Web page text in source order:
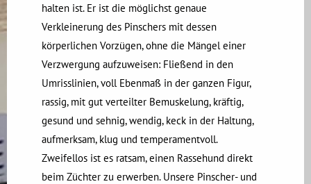
halten ist. Er ist die möglichst genaue
Verkleinerung des Pinschers mit dessen
körperlichen Vorzügen, ohne die Mängel einer
Verzwergung aufzuweisen: Fließend in den
Umrisslinien, voll Ebenmaß in der ganzen Figur,
rassig, mit gut verteilter Bemuskelung, kräftig,
gesund und sehnig, wendig, keck in der Haltung,
aufmerksam, klug und temperamentvoll.
Zweifellos ist es ratsam, einen Rassehund direkt
beim Züchter zu erwerben. Unsere Pinscher- und